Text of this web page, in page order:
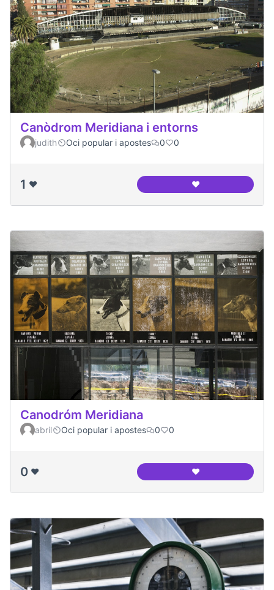
Canòdrom Meridiana i entorns
judith Oci popular i apostes 0 0
1 ❤️ ❤️Canòdrom
Canodróm Meridiana
abril Oci popular i apostes 0 0
0 ❤️ ❤️Canodróm